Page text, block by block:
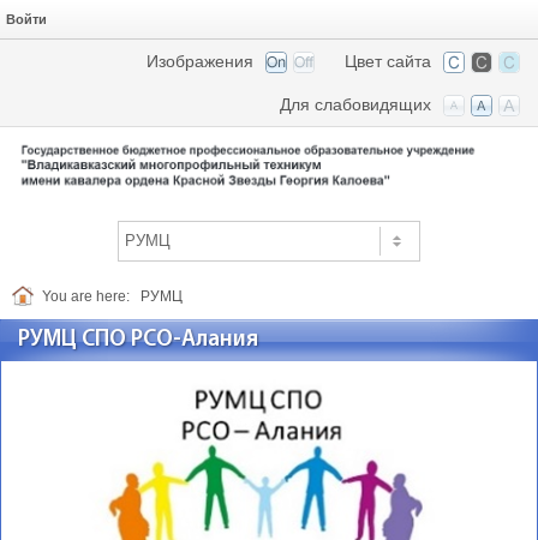
Войти
Цвет сайта
Изображения
Для слабовидящих
You are here: РУМЦ
РУМЦ СПО РСО-Алания